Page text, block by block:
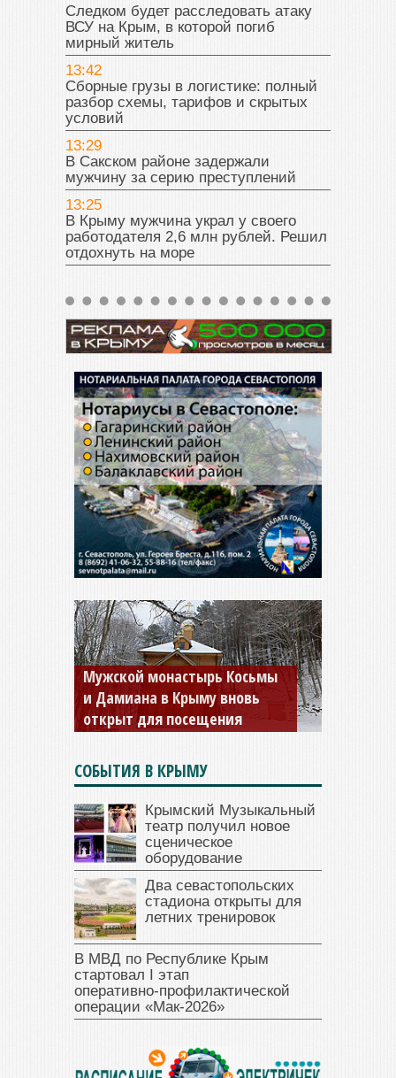
Следком будет расследовать атаку
ВСУ на Крым, в которой погиб
мирный житель
13:42
Сборные грузы в логистике: полный
разбор схемы, тарифов и скрытых
условий
13:29
В Сакском районе задержали
мужчину за серию преступлений
13:25
В Крыму мужчина украл у своего
работодателя 2,6 млн рублей. Решил
отдохнуть на море
Мужской монастырь Косьмы
и Дамиана в Крыму вновь
открыт для посещения
СОБЫТИЯ В КРЫМУ
Крымский Музыкальный
театр получил новое
сценическое
оборудование
Два севастопольских
стадиона открыты для
летних тренировок
В МВД по Республике Крым
стартовал I этап
оперативно‑профилактической
операции «Мак‑2026»